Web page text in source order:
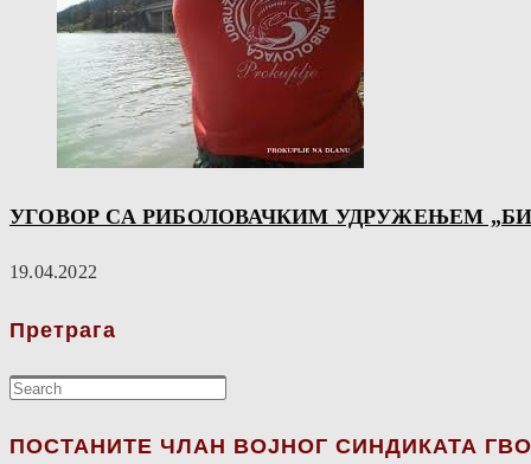
УГОВОР СА РИБОЛОВАЧКИМ УДРУЖЕЊЕМ
19.04.2022
Претрага
ПОСТАНИТЕ ЧЛАН ВОЈНОГ СИНДИКАТА